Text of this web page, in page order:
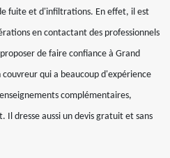
fuite et d'infiltrations. En effet, il est
en contactant des professionnels
de faire confiance à Grand
qui a beaucoup d'expérience
complémentaires,
dresse aussi un devis gratuit et sans